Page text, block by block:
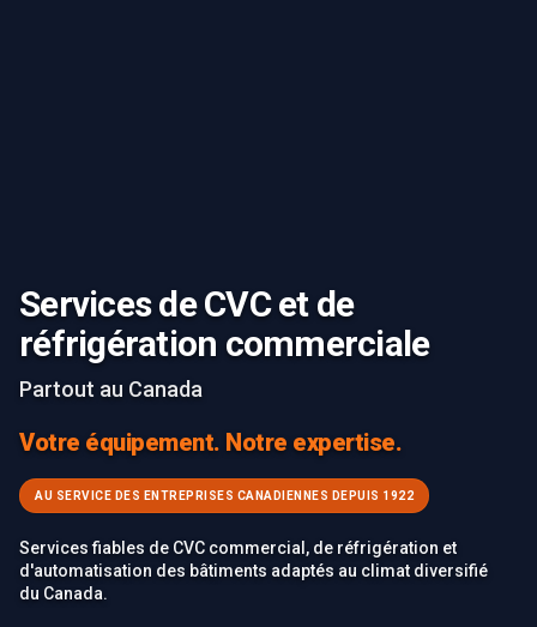
Services de CVC et de
réfrigération commerciale
Partout au Canada
Votre équipement. Notre expertise.
AU SERVICE DES ENTREPRISES CANADIENNES DEPUIS 1922
Services fiables de CVC commercial, de réfrigération et
d'automatisation des bâtiments adaptés au climat diversifié
du Canada.